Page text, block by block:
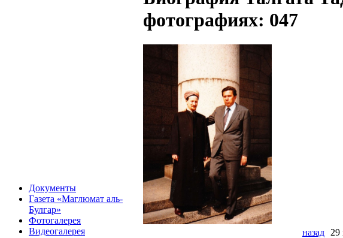
Документы
Газета «Маглюмат аль-
Булгар»
Фотогалерея
Видеогалерея
фотографиях: 047
назад 29